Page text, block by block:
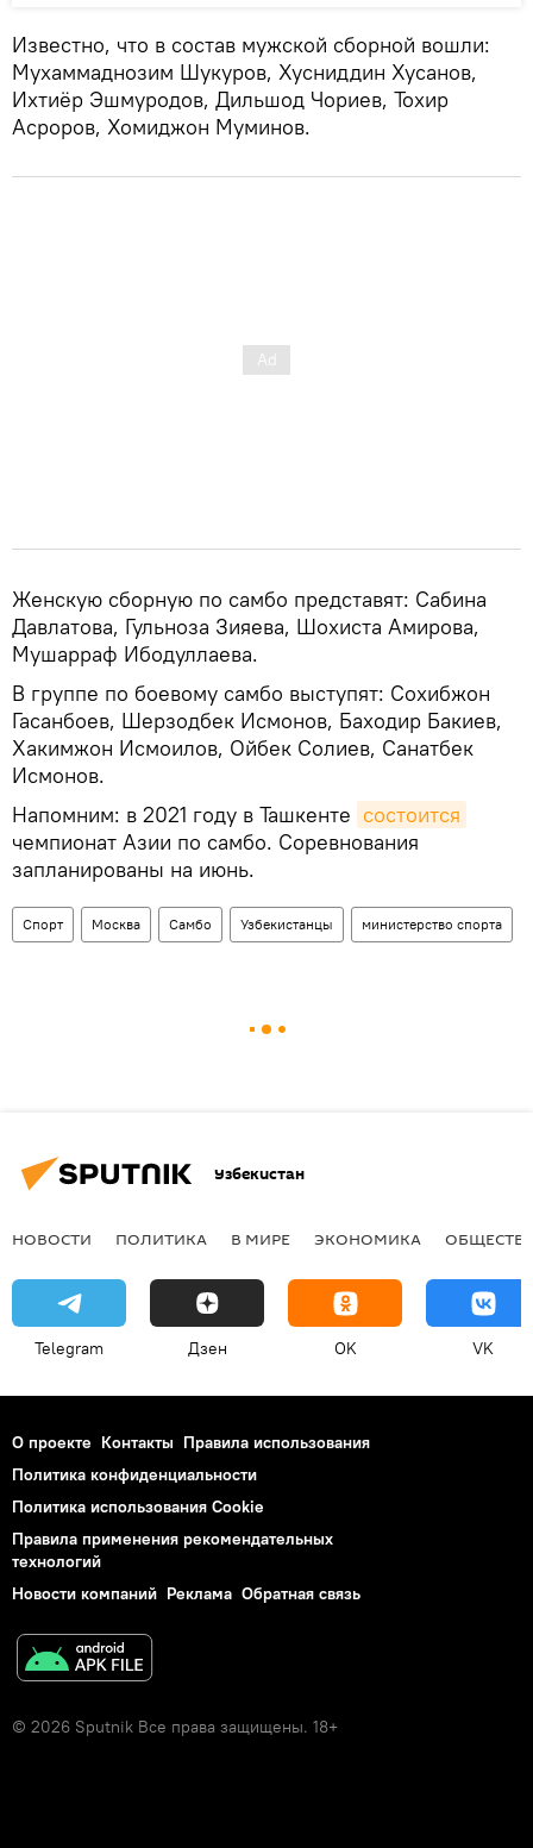
Известно, что в состав мужской сборной вошли:
Мухаммаднозим Шукуров, Хусниддин Хусанов,
Ихтиёр Эшмуродов, Дильшод Чориев, Тохир
Асроров, Хомиджон Муминов.
Женскую сборную по самбо представят: Сабина
Давлатова, Гульноза Зияева, Шохиста Амирова,
Мушарраф Ибодуллаева.
В группе по боевому самбо выступят: Сохибжон
Гасанбоев, Шерзодбек Исмонов, Баходир Бакиев,
Хакимжон Исмоилов, Ойбек Солиев, Санатбек
Исмонов.
Напомним: в 2021 году в Ташкенте состоится
чемпионат Азии по самбо. Соревнования
запланированы на июнь.
Спорт Москва Самбо Узбекистанцы министерство спорта
Узбекистан
НОВОСТИ ПОЛИТИКА В МИРЕ ЭКОНОМИКА
Telegram Дзен OK VK
О проекте Контакты Правила использования
Политика конфиденциальности
Политика использования Cookie
Правила применения рекомендательных
технологий
Новости компаний Реклама Обратная связь
© 2026 Sputnik Все права защищены. 18+